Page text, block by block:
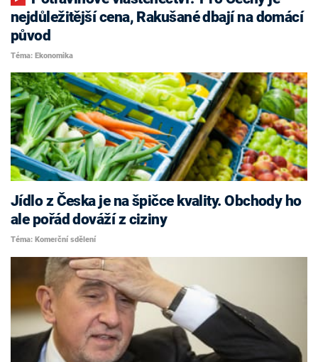
nejdůležitější cena, Rakušané dbají na domácí
původ
Téma: Ekonomika
Jídlo z Česka je na špičce kvality. Obchody ho
ale pořád dováží z ciziny
Téma: Komerční sdělení